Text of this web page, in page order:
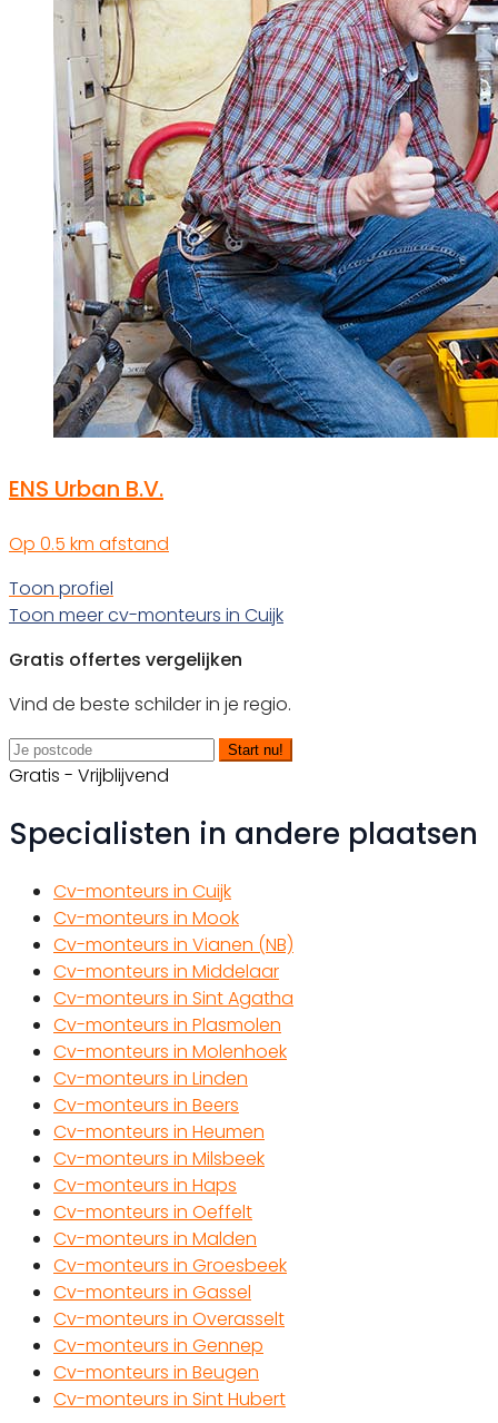
ENS Urban B.V.
Op 0.5 km afstand
Toon profiel
Toon meer cv-monteurs in Cuijk
Gratis offertes vergelijken
Vind de beste schilder in je regio.
Start nu!
Gratis - Vrijblijvend
Specialisten in andere plaatsen
Cv-monteurs in Cuijk
Cv-monteurs in Mook
Cv-monteurs in Vianen (NB)
Cv-monteurs in Middelaar
Cv-monteurs in Sint Agatha
Cv-monteurs in Plasmolen
Cv-monteurs in Molenhoek
Cv-monteurs in Linden
Cv-monteurs in Beers
Cv-monteurs in Heumen
Cv-monteurs in Milsbeek
Cv-monteurs in Haps
Cv-monteurs in Oeffelt
Cv-monteurs in Malden
Cv-monteurs in Groesbeek
Cv-monteurs in Gassel
Cv-monteurs in Overasselt
Cv-monteurs in Gennep
Cv-monteurs in Beugen
Cv-monteurs in Sint Hubert